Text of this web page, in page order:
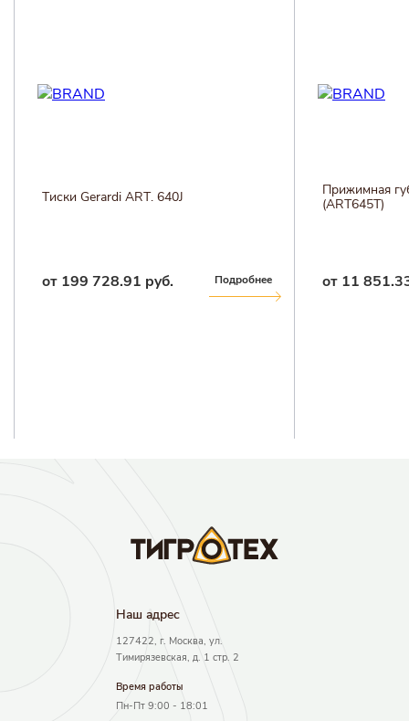
Тиски Gerardi ART. 640J
от 199 728.91 руб. Подробнее
Прижимная
(ART645T)
от 11
Наш адрec
127422, г. Москва, ул.
Тимирязевская, д. 1 стр. 2
Время работы
Пн-Пт 9:00 - 18:01